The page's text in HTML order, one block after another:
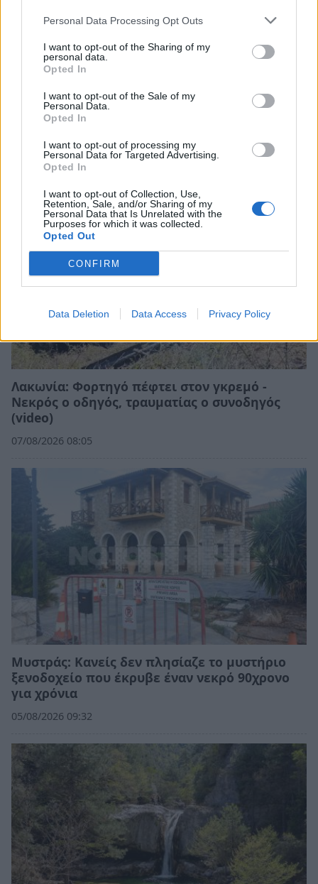
Personal Data Processing Opt Outs
I want to opt-out of the Sharing of my
personal data.
Opted In
I want to opt-out of the Sale of my
Personal Data.
Opted In
I want to opt-out of processing my
Personal Data for Targeted Advertising.
Opted In
I want to opt-out of Collection, Use,
Retention, Sale, and/or Sharing of my
Personal Data that Is Unrelated with the
Purposes for which it was collected.
Opted Out
CONFIRM
Data Deletion Data Access Privacy Policy
Σχετικά Άρθρα
Λακωνία: Φορτηγό πέφτει στον γκρεμό -
Νεκρός ο οδηγός, τραυματίας ο συνοδηγός
(video)
07/08/2026 08:05
Mυστράς: Κανείς δεν πλησίαζε το μυστήριο
ξενοδοχείο που έκρυβε έναν νεκρό 90χρονο
για χρόνια
05/08/2026 09:32